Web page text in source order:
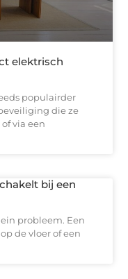
elektrisch
populairder
die ze
via een
bij een
probleem. Een
de vloer of een